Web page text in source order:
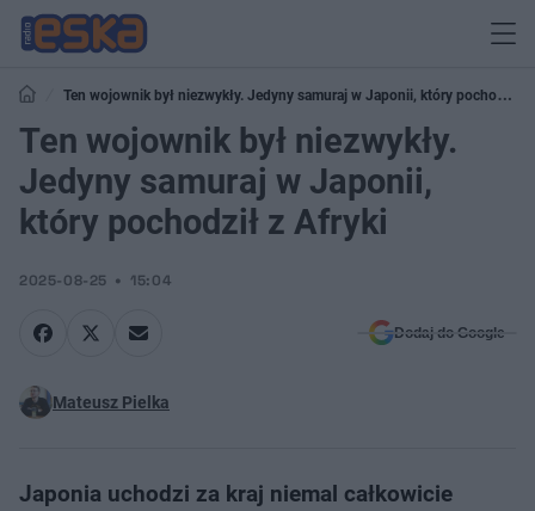
Ten wojownik był niezwykły. Jedyny samuraj w Japonii, który pochodził
z Afryki
Ten wojownik był niezwykły.
Jedyny samuraj w Japonii,
który pochodził z Afryki
2025-08-25 15:04
Dodaj do Google
Mateusz Pielka
Japonia uchodzi za kraj niemal całkowicie